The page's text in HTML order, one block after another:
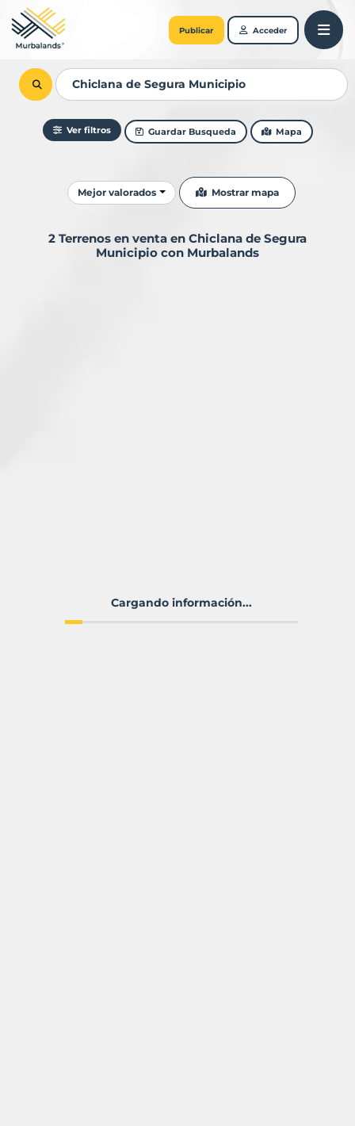
Publicar Acceder
Ver filtros Guardar Busqueda Mapa
Ordenar resultados
Mejor valorados Mostrar mapa
2 Terrenos en venta en Chiclana de Segura
Municipio con Murbalands
Cargando información...